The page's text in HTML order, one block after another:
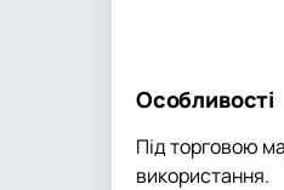
Особливості
Під торговою
використання.